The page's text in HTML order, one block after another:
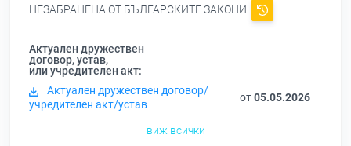
НЕЗАБРАНЕНА ОТ БЪЛГАРСКИТЕ ЗАКОНИ
Актуален дружествен
договор, устав,
или учредителен акт:
Актуален дружествен договор/
учредителен акт/устав
от05.05.2026
виж всички